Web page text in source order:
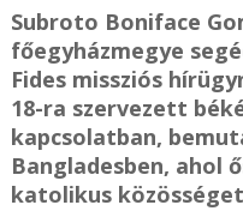
Subroto Boniface
főegyházmegye
Fides missziós
18-ra szervezett
kapcsolatban,
Bangladesben, ahol
katolikus